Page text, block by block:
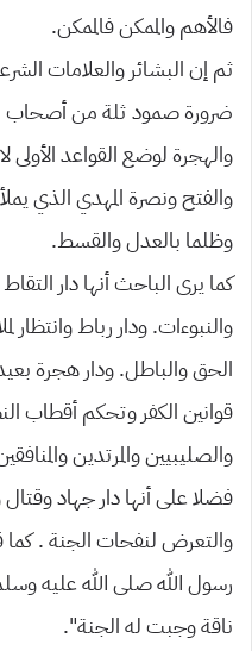
فالأهم والممكن فالممكن.
ثم إن البشائر والعلامات
ضرورة صمود ثلة من أصحاب
والهجرة لوضع القواعد الأولى
والفتح ونصرة المهدي الذي
وظلما بالعدل والقسط.
كما يرى الباحث أنها دار
والنبوءات. ودار رباط وانتظار
الحق والباطل. ودار هجرة
قوانين الكفر وتحكم أقطاب
والصليبيين والمرتدين
فضلا على أنها دار جهاد
والتعرض لنفحات الجنة .
رسول الله صلى الله عليه
ناقة وجبت له الجنة”.